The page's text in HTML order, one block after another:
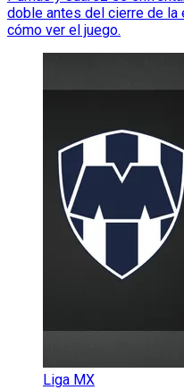
doble antes del cierre de la
cómo ver el juego.
Liga MX